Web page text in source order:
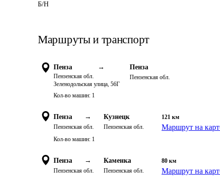
Б/Н
Маршруты и транспорт
Пенза →
Пензенская обл.
Зеленодольская улица, 56Г
Пенза
Пензенская обл.
Кол-во машин: 1
Пенза →
Пензенская обл.
Кузнецк
Пензенская обл.
121 км
Маршрут на
Кол-во машин: 1
Пенза →
Пензенская обл.
Каменка
Пензенская обл.
80 км
Маршрут на